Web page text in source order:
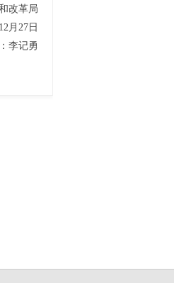
改革局
月27日
李记勇